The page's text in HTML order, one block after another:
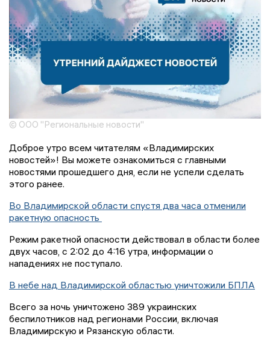
© ООО "Региональные новости"
Доброе утро всем читателям «Владимирских
новостей»! Вы можете ознакомиться с главными
новостями прошедшего дня, если не успели сделать
этого ранее.
Во Владимирской области спустя два часа отменили
ракетную опасность
Режим ракетной опасности действовал в области более
двух часов, с 2:02 до 4:16 утра, информации о
нападениях не поступало.
В небе над Владимирской областью уничтожили БПЛА
Всего за ночь уничтожено 389 украинских
беспилотников над регионами России, включая
Владимирскую и Рязанскую области.